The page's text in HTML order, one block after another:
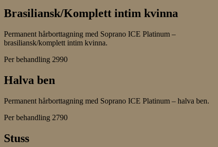
Brasiliansk/Komplett intim kvinna
Permanent hårborttagning med Soprano ICE Platinum –
brasiliansk/komplett intim kvinna.
Per behandling 2990
Halva ben
Permanent hårborttagning med Soprano ICE Platinum – halva ben.
Per behandling 2790
Stuss